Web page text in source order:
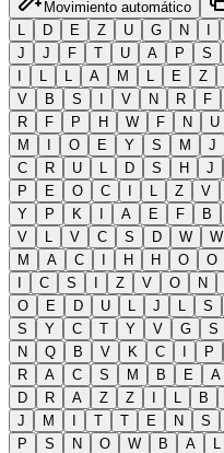
Movimiento automático
L
D E Z U G N I
J
J F T U A P S
I
L L A M L E Z
V
B S I V N R F
R
F P H W F N U
M
I O E Y S M J
C
R U L D S H J
P
E O C I L Z V
Y
P K I A E F B
V
L V C S D W W
M
A C I H H O O
I
C S I Z V O N
O
E D U L J L S
S
Y C T Y V G S
N
Q B V K C I P
R
A C S M B E A
D
R A Z Z I L B
J
M I T T E N S
P
S N O W B A L